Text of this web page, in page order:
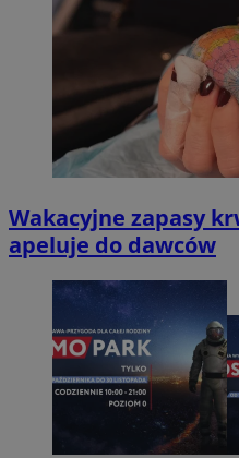
Wakacyjne zapasy
apeluje do dawców